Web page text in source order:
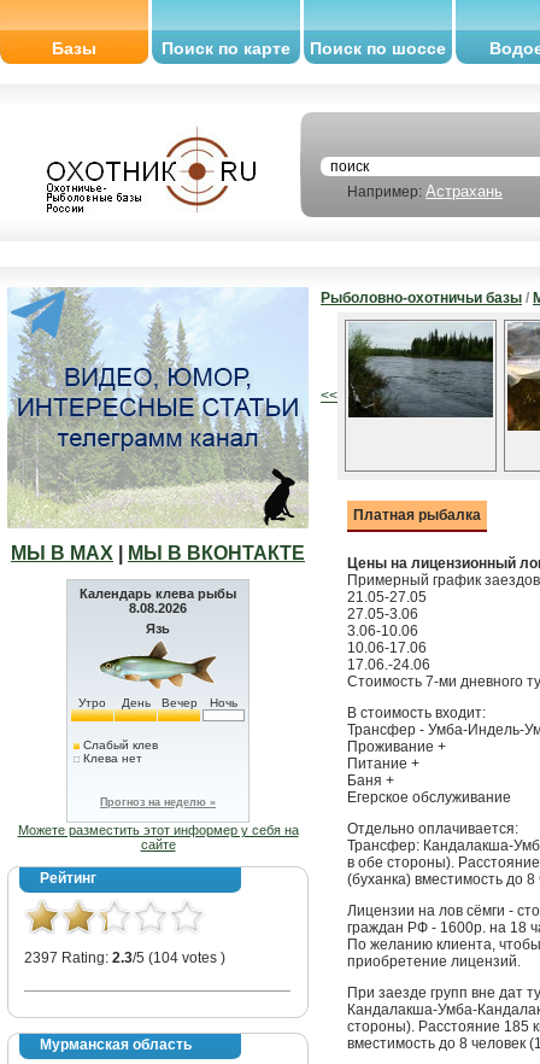
Базы Поиск по карте Поиск по шоссе
Например: Астрахань
МЫ В МАХ МЫ В ВКОНТАКТЕ
Календарь клева рыбы
8.08.2026
Язь
Утро День Вечер Ночь
Слабый клев
Клева нет
Прогноз на неделю »
Можете разместить этот информер у себя на
сайте
Рейтинг
2397 Rating: 2.3/5 (104 votes )
Мурманская область
Рыболовно-охотничьи базы /
<<
Платная рыбалка
Цены на лицензионный
Примерный график
21.05-27.05
27.05-3.06
3.06-10.06
10.06-17.06
17.06.-24.06
Стоимость 7-ми дневного
В стоимость входит:
Трансфер - Умба-Индель-
Проживание +
Питание +
Баня +
Егерское обслуживание
Отдельно оплачивается:
Трансфер: Кандалакша-
в обе стороны).
(буханка) вместимость до 8
Лицензии на лов сёмги -
граждан РФ - 1600р. на 18
По желанию клиента,
приобретение лицензий.
При заезде групп вне дат
Кандалакша-Умба-
стороны). Расстояние 185
вместимость до 8 человек